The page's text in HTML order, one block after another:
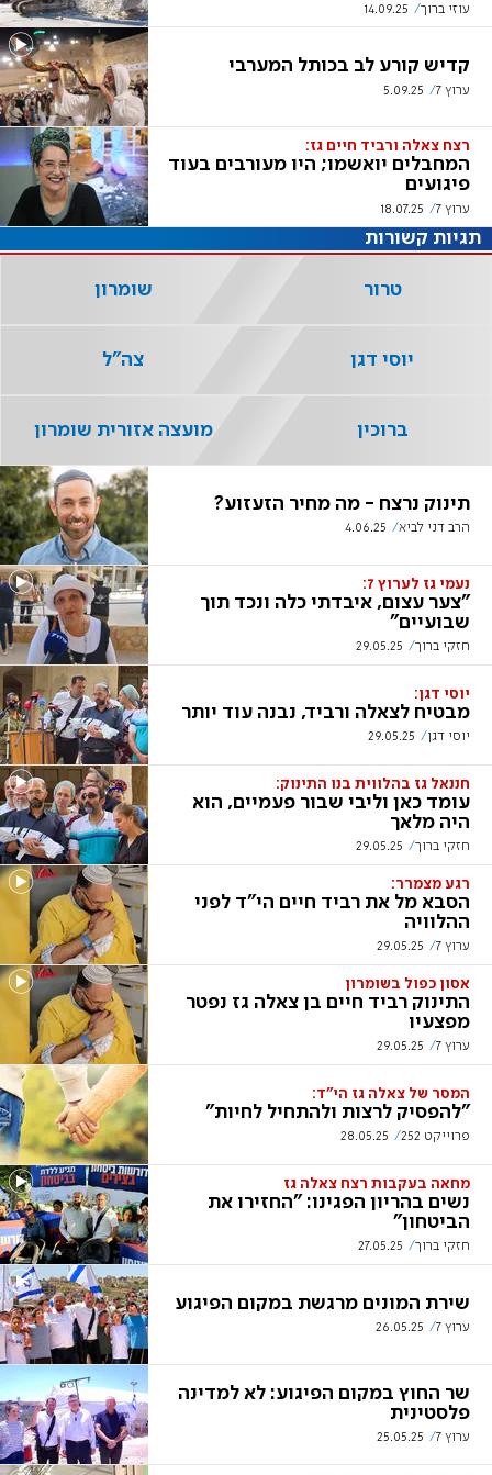
עוזי ברוך 14.09.25
קדיש קורע לב בכותל המערבי
ערוץ 7 5.09.25
רצח צאלה ורביד חיים גז:
המחבלים יואשמו; היו מעורבים בעוד
פיגועים
ערוץ 7 18.07.25
תינוק נרצח - מה מחיר הזעזוע?
הרב דני לביא 4.06.25
נעמי גז לערוץ 7:
"צער עצום, איבדתי כלה ונכד תוך
שבועיים"
חזקי ברוך 29.05.25
יוסי דגן:
מבטיח לצאלה ורביד, נבנה עוד יותר
יוסי דגן 29.05.25
חננאל גז בהלווית בנו התינוק:
עומד כאן וליבי שבור פעמיים, הוא
היה מלאך
חזקי ברוך 29.05.25
רגע מצמרר:
הסבא מל את רביד חיים הי"ד לפני
ההלוויה
ערוץ 7 29.05.25
אסון כפול בשומרון
התינוק רביד חיים בן צאלה גז נפטר
מפצעיו
ערוץ 7 29.05.25
המסר של צאלה גז הי"ד:
"להפסיק לרצות ולהתחיל לחיות"
פרוייקט 252 28.05.25
מחאה בעקבות רצח צאלה גז
נשים בהריון הפגינו: "החזירו את
הביטחון"
חזקי ברוך 27.05.25
שירת המונים מרגשת במקום הפיגוע
ערוץ 7 26.05.25
שר החוץ במקום הפיגוע: לא למדינה
פלסטינית
ערוץ 7 25.05.25
תגיות קשורות
טרור שומרון
יוסי דגן צה"ל
ברוכין מועצה אזורית שומרון